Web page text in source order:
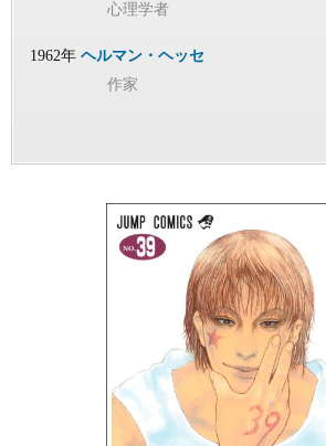
心理学者
1962年 ヘルマン・ヘッセ
作家